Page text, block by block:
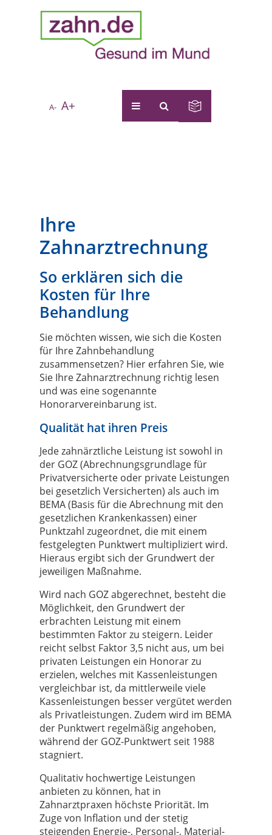
A- A+
Ihre
Zahnarztrechnung
So erklären sich die
Kosten für Ihre
Behandlung
Sie möchten wissen, wie sich die Kosten
für Ihre Zahnbehandlung
zusammensetzen? Hier erfahren Sie, wie
Sie Ihre Zahnarztrechnung richtig lesen
und was eine sogenannte
Honorarvereinbarung ist.
Qualität hat ihren Preis
Jede zahnärztliche Leistung ist sowohl in
der GOZ (Abrechnungsgrundlage für
Privatversicherte oder private Leistungen
bei gesetzlich Versicherten) als auch im
BEMA (Basis für die Abrechnung mit den
gesetzlichen Krankenkassen) einer
Punktzahl zugeordnet, die mit einem
festgelegten Punktwert multipliziert wird.
Hieraus ergibt sich der Grundwert der
jeweiligen Maßnahme.
Wird nach GOZ abgerechnet, besteht die
Möglichkeit, den Grundwert der
erbrachten Leistung mit einem
bestimmten Faktor zu steigern. Leider
reicht selbst Faktor 3,5 nicht aus, um bei
privaten Leistungen ein Honorar zu
erzielen, welches mit Kassenleistungen
vergleichbar ist, da mittlerweile viele
Kassenleistungen besser vergütet werden
als Privatleistungen. Zudem wird im BEMA
der Punktwert regelmäßig angehoben,
während der GOZ-Punktwert seit 1988
stagniert.
Qualitativ hochwertige Leistungen
anbieten zu können, hat in
Zahnarztpraxen höchste Priorität. Im
Zuge von Inflation und der stetig
steigenden Energie-, Personal-, Material-